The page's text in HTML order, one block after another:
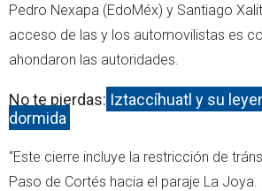
Pedro Nexapa (EdoMéx) y Santiago
acceso de las y los automovilistas es
ahondaron las autoridades.
No te pierdas: Iztaccíhuatl y su
dormida
“Este cierre incluye la restricción de
Paso de Cortés hacia el paraje La Joya.